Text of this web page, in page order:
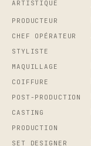
ARTISTIQUE
PRODUCTEUR
CHEF OPÉRATEUR
STYLISTE
MAQUILLAGE
COIFFURE
POST-PRODUCTION
CASTING
PRODUCTION
SET DESIGNER